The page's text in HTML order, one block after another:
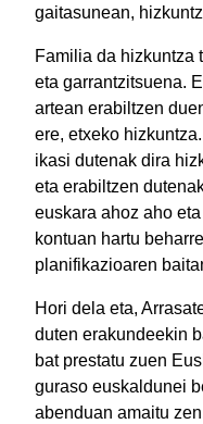
gaitasunean,
Familia da hizkuntza
eta garrantzitsuena.
artean erabiltzen
ere, etxeko
ikasi dutenak dira
eta erabiltzen
euskara ahoz aho
kontuan hartu
planifikazioaren
Hori dela eta,
duten erakundeekin
bat prestatu zuen
guraso euskaldunei
abenduan amaitu